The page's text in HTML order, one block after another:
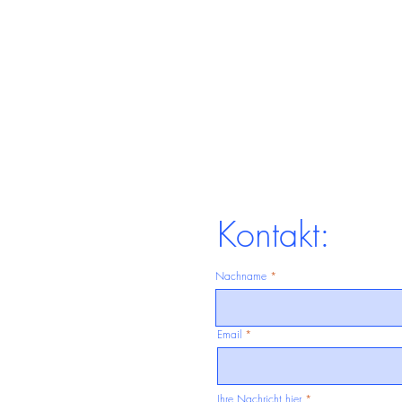
Kontakt:
Nachname
Email
Ihre Nachricht hier